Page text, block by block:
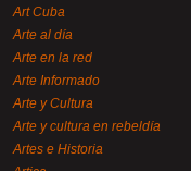
Art Cuba
Arte al día
Arte en la red
Arte Informado
Arte y Cultura
Arte y cultura en rebeldía
Artes e Historia